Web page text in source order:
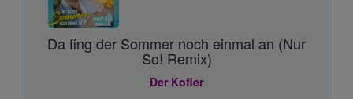
Da fing der Sommer noch einmal an (Nur
So! Remix)
Der Kofler